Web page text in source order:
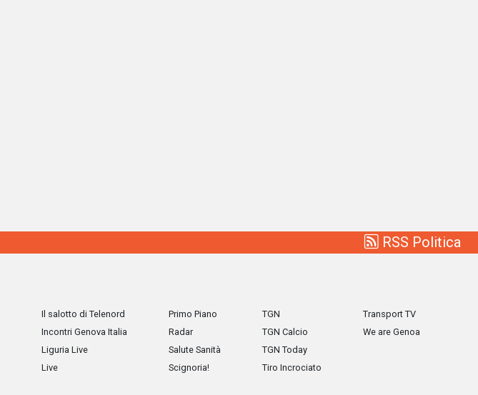
RSS Politica
Il salotto di Telenord
Incontri Genova Italia
Liguria Live
Live
Primo Piano
Radar
Salute Sanità
Scignoria!
TGN
TGN Calcio
TGN Today
Tiro Incrociato
Transport TV
We are Genoa